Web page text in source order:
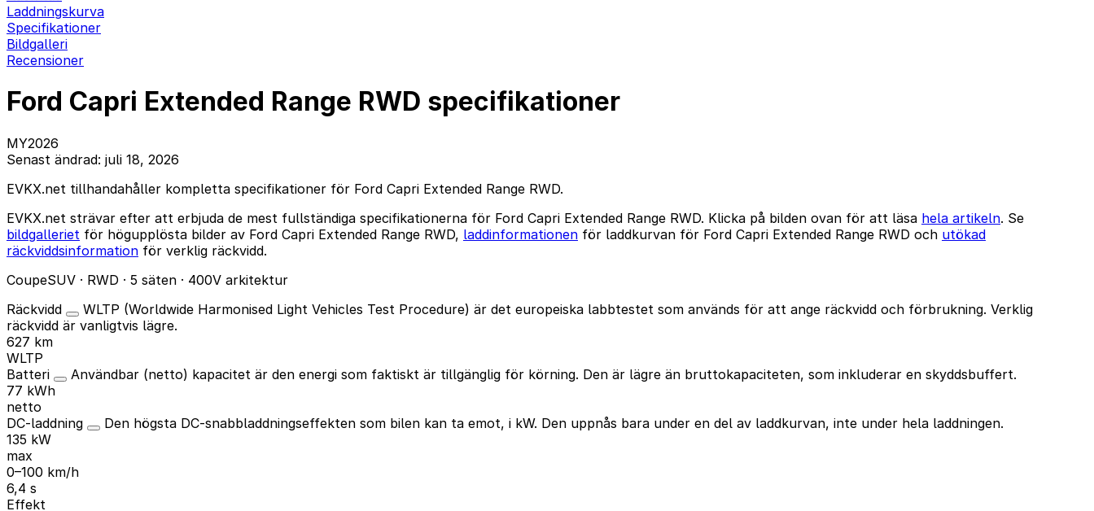
Laddningskurva
Specifikationer
Bildgalleri
Recensioner
Ford Capri Extended Range RWD specifikationer
MY2026
Senast ändrad: juli 18, 2026
EVKX.net tillhandahåller kompletta specifikationer för Ford Capri Extended Range RWD.
EVKX.net strävar efter att erbjuda de mest fullständiga specifikationerna för Ford Capri Extended Range RWD. Klicka på bilden ovan för att läsa hela artikeln. Se
bildgalleriet för högupplösta bilder av Ford Capri Extended Range RWD, laddinformationen för laddkurvan för Ford Capri Extended Range RWD och utökad
räckviddsinformation för verklig räckvidd.
CoupeSUV · RWD · 5 säten · 400V arkitektur
Räckvidd
WLTP (Worldwide Harmonised Light Vehicles Test Procedure) är det europeiska labbtestet som används för att ange räckvidd och förbrukning. Verklig
räckvidd är vanligtvis lägre.
627 km
WLTP
Batteri
Användbar (netto) kapacitet är den energi som faktiskt är tillgänglig för körning. Den är lägre än bruttokapaciteten, som inkluderar en skyddsbuffert.
77 kWh
netto
DC-laddning
Den högsta DC-snabbladdningseffekten som bilen kan ta emot, i kW. Den uppnås bara under en del av laddkurvan, inte under hela laddningen.
135 kW
max
0–100 km/h
6,4 s
Effekt